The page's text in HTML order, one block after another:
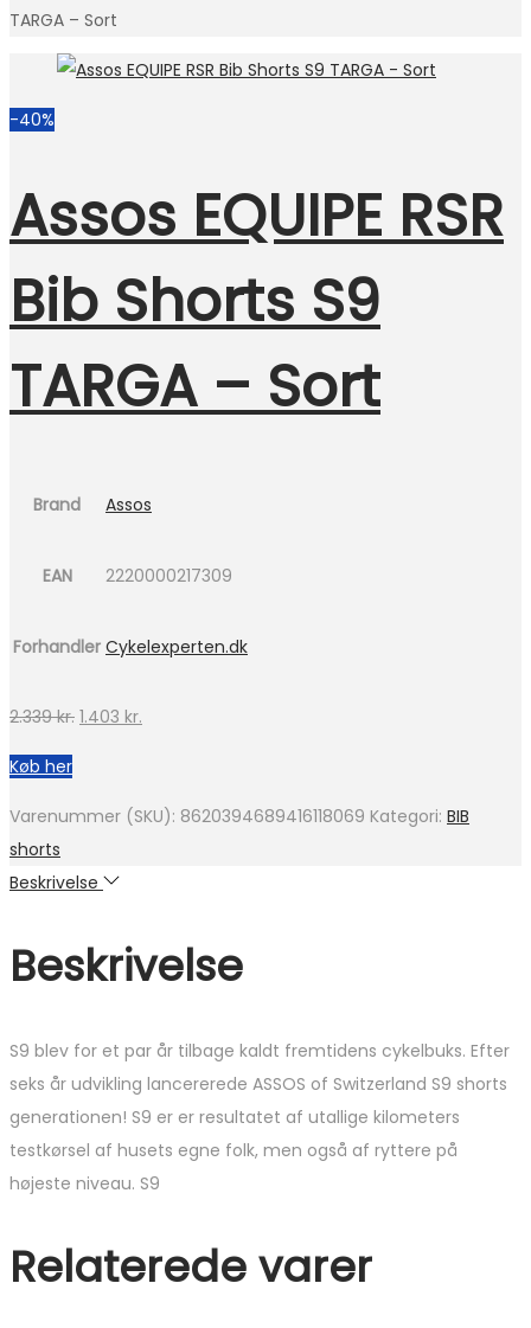
TARGA – Sort
-40%
Assos EQUIPE RSR
Bib Shorts S9
TARGA – Sort
Brand Assos
EAN 2220000217309
Forhandler Cykelexperten.dk
2.339kr. Den
var:
1.403 kr.
er:
Køb her
Varenummer (SKU): 8620394689416118069 Kategori: BIB
shorts
Beskrivelse
Beskrivelse
S9 blev for et par år tilbage kaldt fremtidens cykelbuks. Efter
seks år udvikling lancererede ASSOS of Switzerland S9 shorts
generationen! S9 er er resultatet af utallige kilometers
testkørsel af husets egne folk, men også af ryttere på
højeste niveau. S9
Relaterede varer